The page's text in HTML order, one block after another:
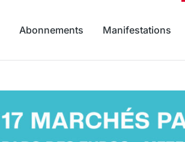
Abonnements Manifestations